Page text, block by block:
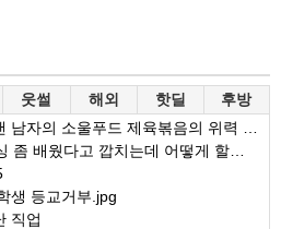
웃썰 해외 핫딜 후방
자의 소울푸드 제육볶음의 위력 ㅋㅋ
배웠다고 깝치는데 어떻게 할까요?
생 등교거부.jpg
직업